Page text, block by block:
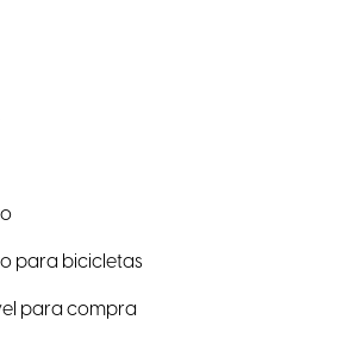
para bicicletas
para compra